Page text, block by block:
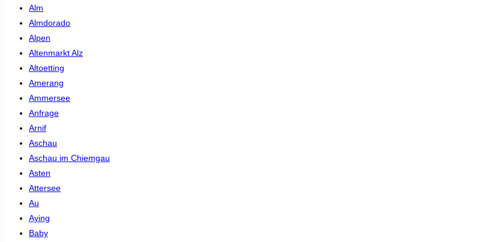
Alm
Almdorado
Alpen
Altenmarkt Alz
Altoetting
Amerang
Ammersee
Anfrage
Arnif
Aschau
Aschau im Chiemgau
Asten
Attersee
Au
Aying
Baby